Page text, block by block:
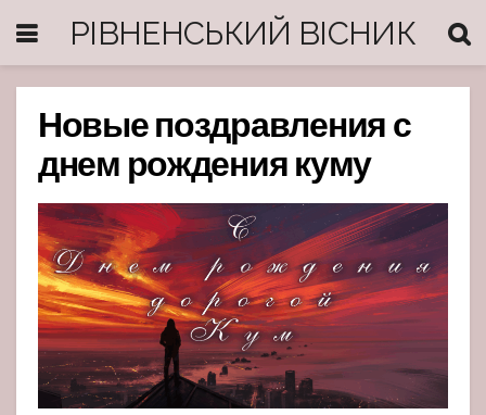
РІВНЕНСЬКИЙ ВІСНИК
Новые поздравления с
днем рождения куму